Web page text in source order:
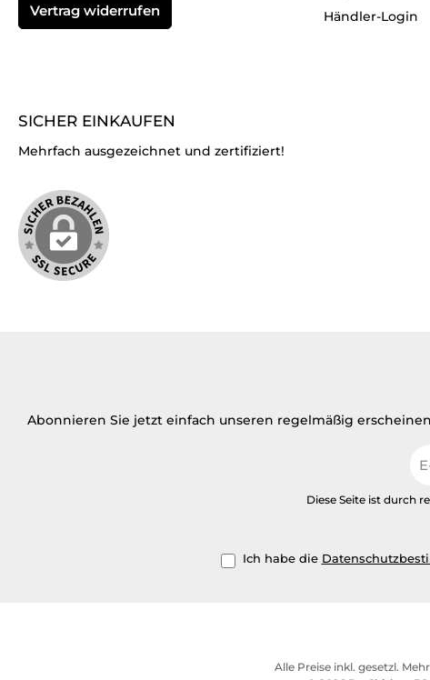
Vertrag widerrufen
Händler-Login
SICHER EINKAUFEN
Mehrfach ausgezeichnet und zertifiziert!
Abonnieren Sie jetzt einfach unseren regelmäßig
Diese Seite ist durch
Ich habe die
Alle Preise inkl. gesetzl.